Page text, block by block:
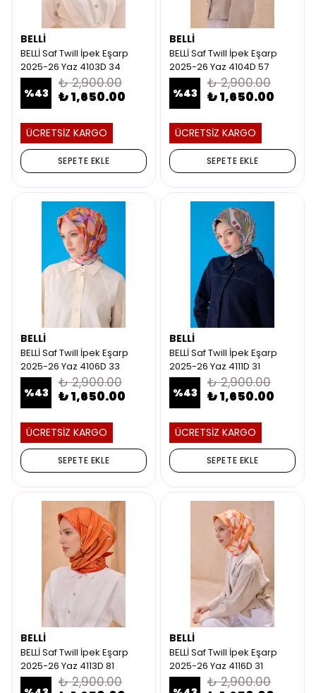
BELLİ
BELLİ Saf Twill İpek Eşarp
2025-26 Yaz 4103D 34
%43
₺ 2,900.00
₺ 1,650.00
ÜCRETSİZ KARGO
SEPETE EKLE
BELLİ
BELLİ Saf Twill İpek Eşarp
2025-26 Yaz 4104D 57
%43
₺ 2,900.00
₺ 1,650.00
ÜCRETSİZ KARGO
SEPETE EKLE
BELLİ
BELLİ Saf Twill İpek Eşarp
2025-26 Yaz 4106D 33
%43
₺ 2,900.00
₺ 1,650.00
ÜCRETSİZ KARGO
SEPETE EKLE
BELLİ
BELLİ Saf Twill İpek Eşarp
2025-26 Yaz 4111D 31
%43
₺ 2,900.00
₺ 1,650.00
ÜCRETSİZ KARGO
SEPETE EKLE
BELLİ
BELLİ Saf Twill İpek Eşarp
2025-26 Yaz 4113D 81
₺ 2,900.00
BELLİ
BELLİ Saf Twill İpek Eşarp
2025-26 Yaz 4116D 31
₺ 2,900.00